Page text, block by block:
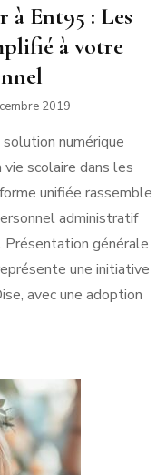
à Ent95 : Les
à votre
2019
numérique
scolaire dans les
unifiée rassemble
administratif
générale
une initiative
avec une adoption